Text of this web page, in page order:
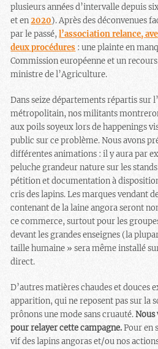
plusieurs années d’intervalle depuis
et en2020). Après des déconvenues
par le passé,l’association relance,
deux procédures : une plainte en
Commission européenne et un
ministre de l’Agriculture.
Dans seize départements répartis sur
métropolitain, nos militants
aux poils soyeux lors de happenings
public sur ce problème. Nous avons
différentes animations : il y aura par
peluche grandeur nature sur les
pétition et documentation à
cris des lapins. Les marques vendant
contenant de la laine angora seront
ce commerce, surtout pour les
devant les grandes enseignes (la
taille humaine » sera même installé
direct.
D’autres matières chaudes et douces
apparition, qui ne reposent pas sur la
prônons une mode sans cruauté.Nous
pour relayer cette campagne.Pour en
vif des lapins angoras et/ou nos